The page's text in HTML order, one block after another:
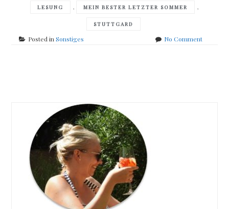
LESUNG , MEIN BESTER LETZTER SOMMER ,
STUTTGARD
Posted inSonstiges No Commenton
navigation